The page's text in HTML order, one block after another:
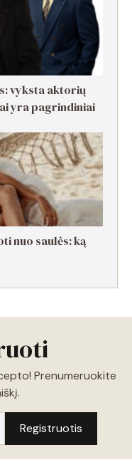
vyksta aktorių
yra pagrindiniai
nuo saulės: ką
Prenumeruokite